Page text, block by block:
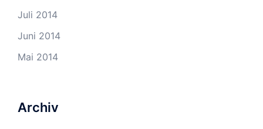
Juli 2014
Juni 2014
Mai 2014
Archiv